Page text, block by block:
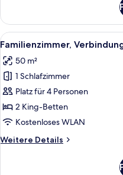
anzeigen
Zimmer
(Extra
Bed
adults)
Alle
Fotos
für
Familienzimmer,
Verbindungszimmer
(2AD+2CH)
anzeigen
8
Familienzimmer,
50 m²
1 Schlafzimmer
Platz für 4 Personen
2 King-Betten
Kostenloses WLAN
Weitere Details
Weitere